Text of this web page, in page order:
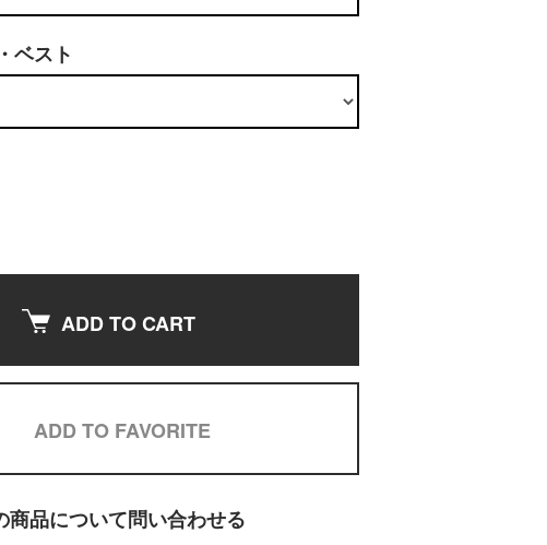
ベスト
ADD TO CART
ADD TO FAVORITE
商品について問い合わせる